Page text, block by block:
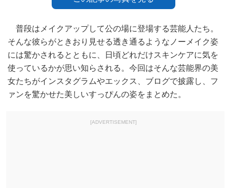
普段はメイクアップして公の場に登場する芸能人たち。
そんな彼らがときおり見せる透き通るようなノーメイク姿
には驚かされるとともに、日頃どれだけスキンケアに気を
使っているかが思い知らされる。今回はそんな芸能界の美
女たちがインスタグラムやエックス、ブログで披露し、フ
ァンを驚かせた美しいすっぴんの姿をまとめた。
[ADVERTISEMENT]